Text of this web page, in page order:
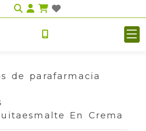
Identifícate
de parafarmacia
En Crema